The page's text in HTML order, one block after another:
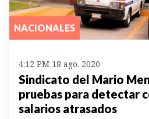
NACIONALES
4:12 PM 18 ago. 2020
Sindicato del Mario
pruebas para detectar
salarios atrasados